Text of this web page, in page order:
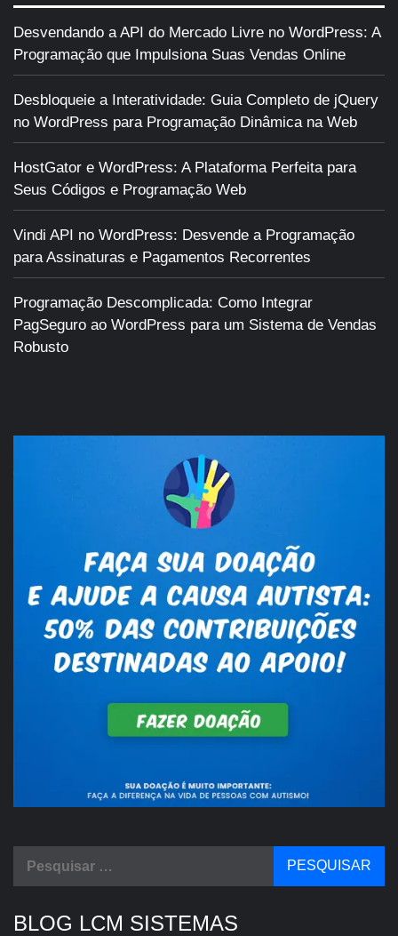
Desvendando a API do Mercado Livre no WordPress: A
Programação que Impulsiona Suas Vendas Online
Desbloqueie a Interatividade: Guia Completo de jQuery
no WordPress para Programação Dinâmica na Web
HostGator e WordPress: A Plataforma Perfeita para
Seus Códigos e Programação Web
Vindi API no WordPress: Desvende a Programação
para Assinaturas e Pagamentos Recorrentes
Programação Descomplicada: Como Integrar
PagSeguro ao WordPress para um Sistema de Vendas
Robusto
BLOG LCM SISTEMAS